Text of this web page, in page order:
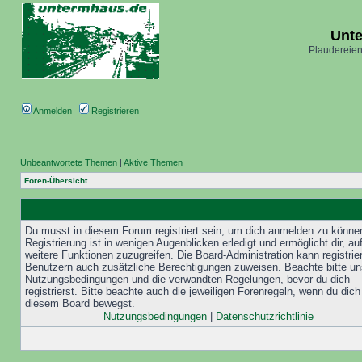
Anmelden Registrieren
Unbeantwortete Themen | Aktive Themen
Foren-Übersicht
Du musst in diesem Forum registriert sein, um dich anmelden zu
Registrierung ist in wenigen Augenblicken erledigt und ermöglicht dir, auf
weitere Funktionen zuzugreifen. Die Board-Administration kann
Benutzern auch zusätzliche Berechtigungen zuweisen. Beachte bitte
Nutzungsbedingungen und die verwandten Regelungen, bevor du dich
registrierst. Bitte beachte auch die jeweiligen Forenregeln, wenn du
diesem Board bewegst.
Nutzungsbedingungen| Datenschutzrichtlinie